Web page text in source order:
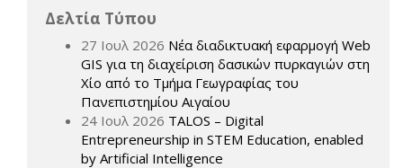
Δελτία Τύπου
27 Ιουλ 2026 Νέα διαδικτυακή εφαρμογή Web
GIS για τη διαχείριση δασικών πυρκαγιών στη
Χίο από το Τμήμα Γεωγραφίας του
Πανεπιστημίου Αιγαίου
24 Ιουλ 2026 TALOS – Digital
Entrepreneurship in STEM Education, enabled
by Artificial Intelligence